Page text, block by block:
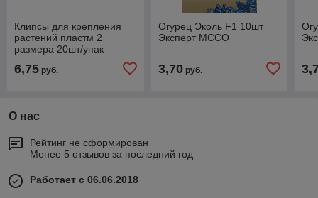
Клипсы для крепления
растений пластм 2
размера 20шт/упак
6,75 руб.
Огурец Эколь F1 10шт
Эксперт МССО
3,70руб.
О нас
Рейтинг не сформирован
Менее 5 отзывов за последний год
Работает с 06.06.2018